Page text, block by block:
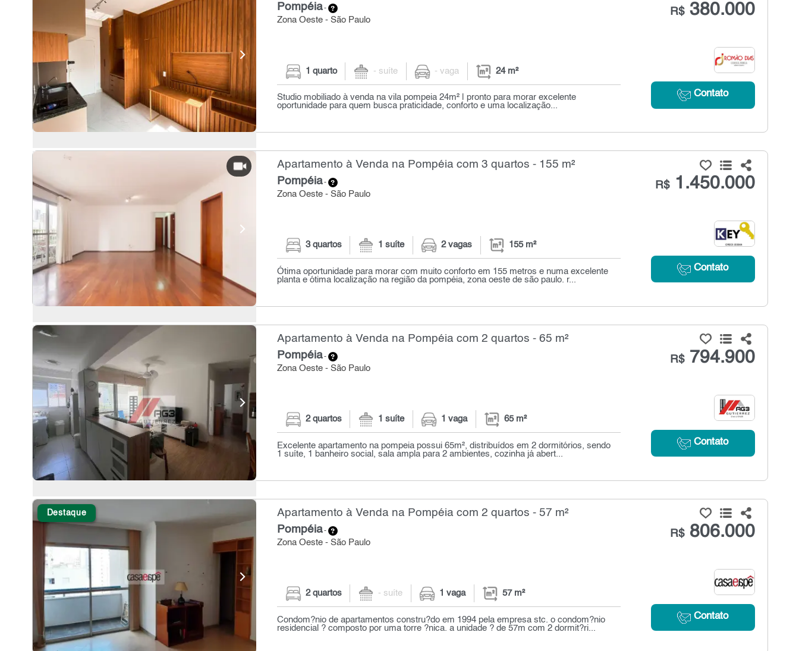
Pompéia-
Zona Oeste - São Paulo
R$380.000
Contato
1 quarto - suíte - vaga 24 m²
Studio mobiliado à venda na vila pompeia 24m² | pronto para morar excelente
oportunidade para quem busca praticidade, conforto e uma localização...
Apartamento à Venda na Pompéia com 3 quartos - 155 m²
Pompéia-
Zona Oeste - São Paulo
R$1.450.000
Contato
3 quartos 1 suíte 2 vagas 155 m²
Ótima oportunidade para morar com muito conforto em 155 metros e numa excelente
planta e ótima localização na região da pompéia, zona oeste de são paulo. r...
Apartamento à Venda na Pompéia com 2 quartos - 65 m²
Pompéia-
Zona Oeste - São Paulo
R$794.900
Contato
2 quartos 1 suíte 1 vaga 65 m²
Excelente apartamento na pompeia possui 65m², distribuídos em 2 dormitórios, sendo
1 suíte, 1 banheiro social, sala ampla para 2 ambientes, cozinha já abert...
Destaque Apartamento à Venda na Pompéia com 2 quartos - 57 m²
Pompéia-
Zona Oeste - São Paulo
R$806.000
Contato
2 quartos - suíte 1 vaga 57 m²
Condom?nio de apartamentos constru?do em 1994 pela empresa stc. o condom?nio
residencial ? composto por uma torre ?nica. a unidade ? de 57m com 2 dormit?ri...